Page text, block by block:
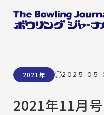
2021年
2021年11月